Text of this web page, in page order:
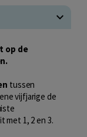
op de
tussen
vijfjarige de
met 1, 2 en 3.